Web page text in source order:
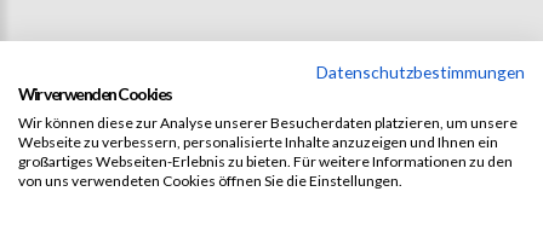
Datenschutzbestimmungen
Wir verwenden Cookies
Wir können diese zur Analyse unserer Besucherdaten platzieren, um unsere
Webseite zu verbessern, personalisierte Inhalte anzuzeigen und Ihnen ein
großartiges Webseiten-Erlebnis zu bieten. Für weitere Informationen zu den
von uns verwendeten Cookies öffnen Sie die Einstellungen.